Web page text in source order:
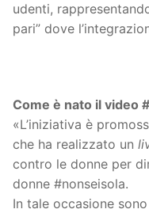
udenti,
pari” dove
Come è nato il video
«L’iniziativa è
che ha realizzato un
contro le donne per
donne #nonseisola.
In tale occasione